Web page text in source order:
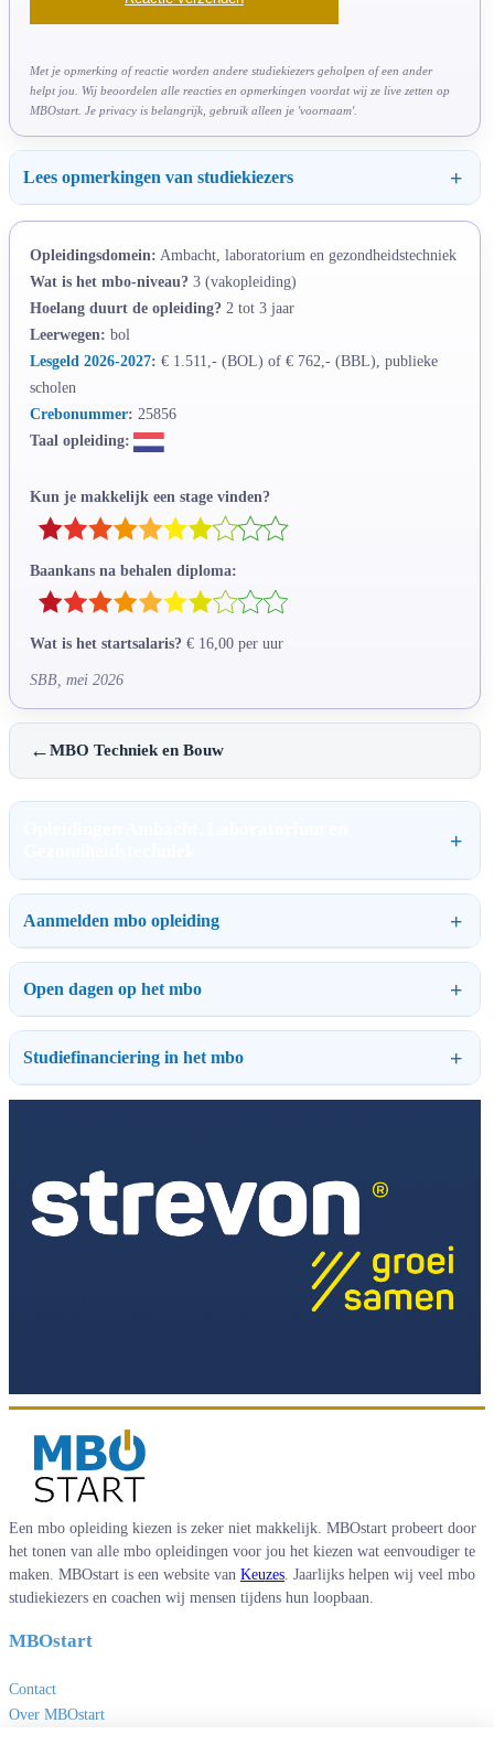
Met je opmerking of reactie worden andere studiekiezers geholpen of een ander
helpt jou. Wij beoordelen alle reacties en opmerkingen voordat wij ze live zetten op
MBOstart. Je privacy is belangrijk, gebruik alleen je 'voornaam'.
Lees opmerkingen van studiekiezers
Opleidingsdomein: Ambacht, laboratorium en gezondheidstechniek
Wat is het mbo-niveau? 3 (vakopleiding)
Hoelang duurt de opleiding? 2 tot 3 jaar
Leerwegen: bol
Lesgeld 2026-2027: € 1.511,- (BOL) of € 762,- (BBL), publieke
scholen
Crebonummer: 25856
Taal opleiding:
Kun je makkelijk een stage vinden?
Baankans na behalen diploma:
Wat is het startsalaris? € 16,00 per uur
SBB, mei 2026
←MBO Techniek en Bouw
Aanmelden mbo opleiding
Open dagen op het mbo
Studiefinanciering in het mbo
Een mbo opleiding kiezen is zeker niet makkelijk. MBOstart probeert door
het tonen van alle mbo opleidingen voor jou het kiezen wat eenvoudiger te
maken. MBOstart is een website van Keuzes . Jaarlijks helpen wij veel mbo
studiekiezers en coachen wij mensen tijdens hun loopbaan.
MBOstart
Contact
Over MBOstart